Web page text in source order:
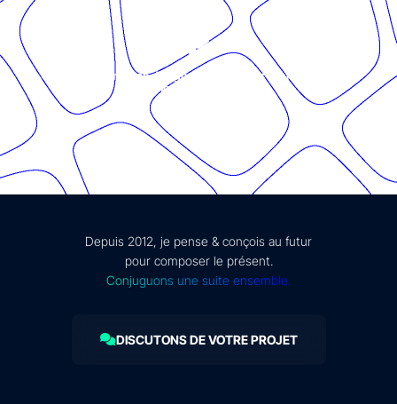
© Présent Composé design - 2024 - Tous droits réservés -
mentions légales
Depuis 2012, je pense & conçois au futur
pour composer le présent.
Conjuguons une suite ensemble.
DISCUTONS DE VOTRE PROJET